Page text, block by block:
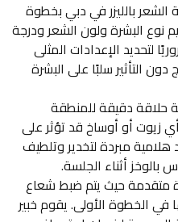
الشعر بالليزر في دبي بخطوة
نوع البشرة ولون الشعر ودرجة
لتحديد الإعدادات المثلى
دون التأثير سلبًا على البشرة
حلاقة دقيقة للمنطقة
زيوت أو أوساخ قد تؤثر على
هلامية مبردة لتخدير وتلطيف
أثناء الجلسة.
متقدمة حيث يتم ضبط شعاع
في الخطوة الأولى. يقوم خبير